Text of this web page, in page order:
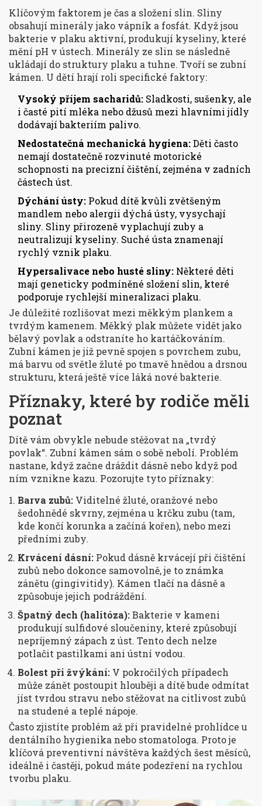
Klíčovým faktorem je čas a složení slin. Sliny
obsahují minerály jako vápník a fosfát. Když jsou
bakterie v plaku aktivní, produkují kyseliny, které
mění pH v ústech. Minerály ze slin se následně
ukládají do struktury plaku a tuhne. Tvoří se zubní
kámen. U dětí hrají roli specifické faktory:
Vysoký příjem sacharidů: Sladkosti, sušenky, ale
i časté pití mléka nebo džusů mezi hlavními jídly
dodávají bakteriím palivo.
Nedostatečná mechanická hygiena:Děti často
nemají dostatečně rozvinuté motorické
schopnosti na precizní čištění, zejména v zadních
částech úst.
Dýchání ústy: Pokud dítě kvůli zvětšeným
mandlem nebo alergii dýchá ústy, vysychají
sliny. Sliny přirozeně vyplachují zuby a
neutralizují kyseliny. Suché ústa znamenají
rychlý vznik plaku.
Hypersalivace nebo husté sliny: Některé děti
mají geneticky podmíněné složení slin, které
podporuje rychlejší mineralizaci plaku.
Je důležité rozlišovat mezi měkkým plankem a
tvrdým kamenem. Měkký plak můžete vidět jako
bělavý povlak a odstraníte ho kartáčkováním.
Zubní kámen je již pevně spojen s povrchem zubu,
má barvu od světle žluté po tmavě hnědou a drsnou
strukturu, která ještě více láká nové bakterie.
Příznaky, které by rodiče měli
poznat
Dítě vám obvykle nebude stěžovat na „tvrdý
povlak“. Zubní kámen sám o sobě nebolí. Problém
nastane, když začne dráždit dásně nebo když pod
ním vznikne kazu. Pozorujte tyto příznaky:
Barva zubů: Viditelné žluté, oranžové nebo
šedohnědé skvrny, zejména u krčku zubu (tam,
kde končí korunka a začíná kořen), nebo mezi
předními zuby.
Krvácení dásní: Pokud dásně krvácejí při čištění
zubů nebo dokonce samovolně, je to známka
zánětu (gingivitidy). Kámen tlačí na dásně a
způsobuje jejich podráždění.
Špatný dech (halitóza):Bakterie v kameni
produkují sulfidové sloučeniny, které způsobují
nepríjemný zápach z úst. Tento dech nelze
potlačit pastilkami ani ústní vodou.
Bolest při žvýkání: V pokročilých případech
může zánět postoupit hlouběji a dítě bude odmítat
jíst tvrdou stravu nebo stěžovat na citlivost zubů
na studené a teplé nápoje.
Často zjistíte problém až při pravidelné prohlídce u
dentálního hygienika nebo stomatologa. Proto je
klíčová preventivní návštěva každých šest měsíců,
ideálně i častěji, pokud máte podezření na rychlou
tvorbu plaku.